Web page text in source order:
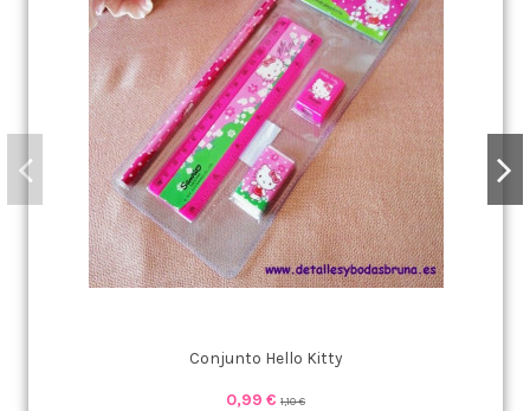
Conjunto Hello Kitty
0,99 € 1,10 €